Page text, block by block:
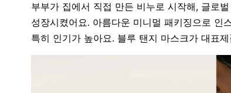
부부가 집에서 직접 만든 비누로 시작해, 글로
성장시켰어요. 아름다운 미니멀 패키징으로 인
특히 인기가 높아요. 블루 탠지 마스크가 대표제